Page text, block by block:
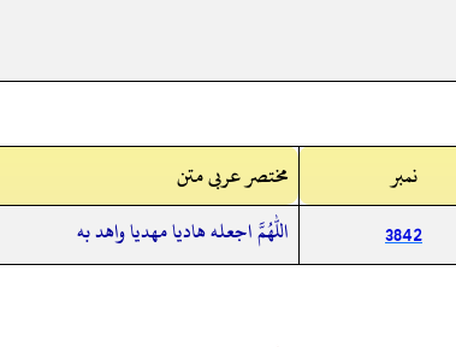
نمبر
مختصر عربی متن
3842 اللهم اجعله هاديا مهديا واهد به